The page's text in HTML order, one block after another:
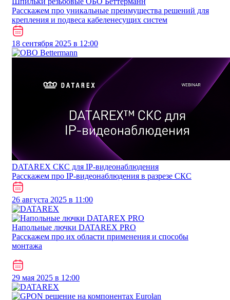
Расскажем про уникальные преимущества решений для
крепления и подвеса кабеленесущих систем
18 сентября 2025 в 12:00
DATAREX СКС для IP-видеонаблюдения
Расскажем про IP-видеонаблюдения в разрезе СКС
26 августа 2025 в 11:00
Напольные лючки DATAREX PRO
Расскажем про их области применения и способы
монтажа
29 мая 2025 в 12:00